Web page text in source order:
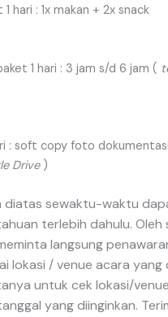
hari : 1x makan + 2x snack
1 hari : 3 jam s/d 6 jam (
: soft copy foto
Drive)
diatas sewaktu-waktu
terlebih dahulu. Oleh
langsung
lokasi / venue acara yang
untuk cek lokasi/
yang diinginkan.